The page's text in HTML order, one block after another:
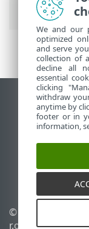
> Informes
Ver sitio
End of Life
Base de
Foro de ESET
ESET Status
Soporte
© 1992 - 2026
r.o. - Todos los
We and our
optimized
and serve
collection of
decline all
essential
clicking
withdraw
anytime by
footer or in
information,